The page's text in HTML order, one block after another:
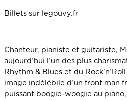
Billets sur legouvy.fr
Chanteur, pianiste et guitariste,
aujourd’hui l’un des plus
Rhythm & Blues et du
image indélébile d’un front man
puissant boogie-woogie au